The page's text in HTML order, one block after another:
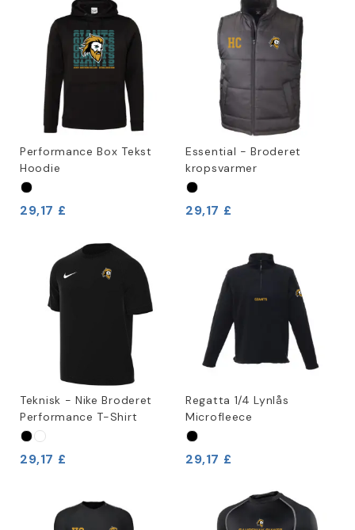
Performance Box Tekst
Hoodie
29,17 £
Essential - Broderet
kropsvarmer
29,17 £
Teknisk - Nike Broderet
Performance T-Shirt
29,17 £
Regatta 1/4 Lynlås
Microfleece
29,17 £